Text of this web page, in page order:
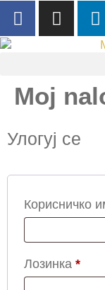
Moj
Улогуј се
Корисничко
Лозинка *